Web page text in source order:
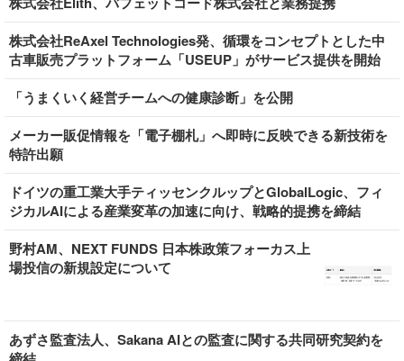
株式会社ReAxel Technologies発、循環をコンセプトとした中
古車販売プラットフォーム「USEUP」がサービス提供を開始
「うまくいく経営チームへの健康診断」を公開
メーカー販促情報を「電子棚札」へ即時に反映できる新技術を
特許出願
ドイツの重工業大手ティッセンクルップとGlobalLogic、フィ
ジカルAIによる産業変革の加速に向け、戦略的提携を締結
野村AM、NEXT FUNDS 日本株政策フォーカス上
場投信の新規設定について
あずさ監査法人、Sakana AIとの監査に関する共同研究契約を